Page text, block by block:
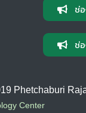
ช่
ช่
Phetchaburi
Center